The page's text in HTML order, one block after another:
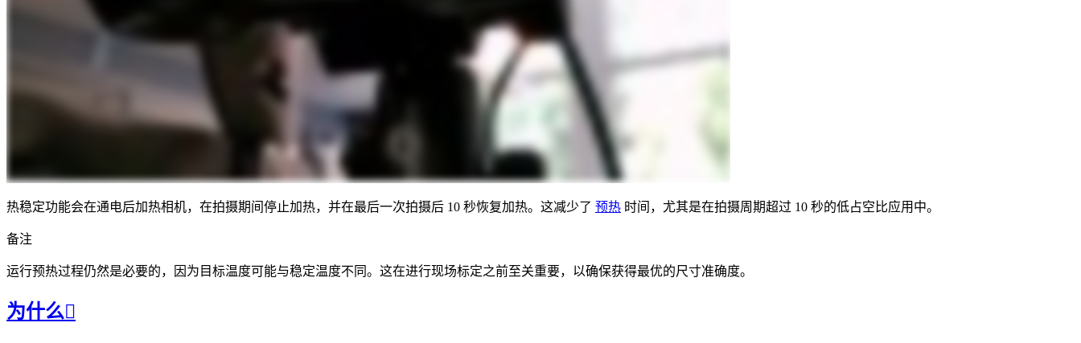
热稳定功能会在通电后加热相机，在拍摄期间停止加热，并在最后一次拍摄后 10 秒恢复加热。这减少了 预热 时间，尤其是在拍摄周期超过 10 秒的低占空比应用中。
备注
运行预热过程仍然是必要的，因为目标温度可能与稳定温度不同。这在进行现场标定之前至关重要，以确保获得最优的尺寸准确度。
为什么